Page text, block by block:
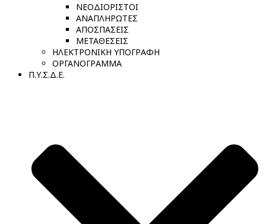
ΝΕΟΔΙΟΡΙΣΤΟΙ
ΑΝΑΠΛΗΡΩΤΕΣ
ΑΠΟΣΠΑΣΕΙΣ
ΜΕΤΑΘΕΣΕΙΣ
ΗΛΕΚΤΡΟΝΙΚΗ ΥΠΟΓΡΑΦΗ
ΟΡΓΑΝΟΓΡΑΜΜΑ
Π.Υ.Σ.Δ.Ε.